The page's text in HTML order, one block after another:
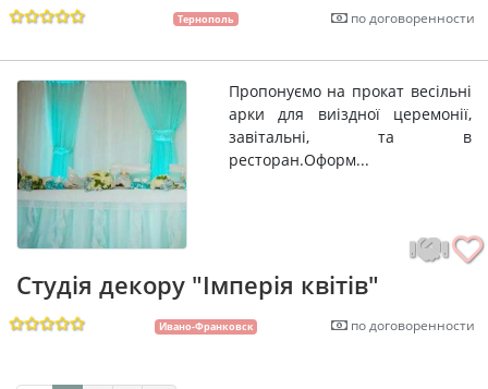
Тернополь по договоренности
Пропонуємо на прокат весільні
арки для виіздної церемонії,
завітальні, та в
ресторан.Оформ...
Студія декору "Імперія квітів"
Ивано-Франковск по договоренности